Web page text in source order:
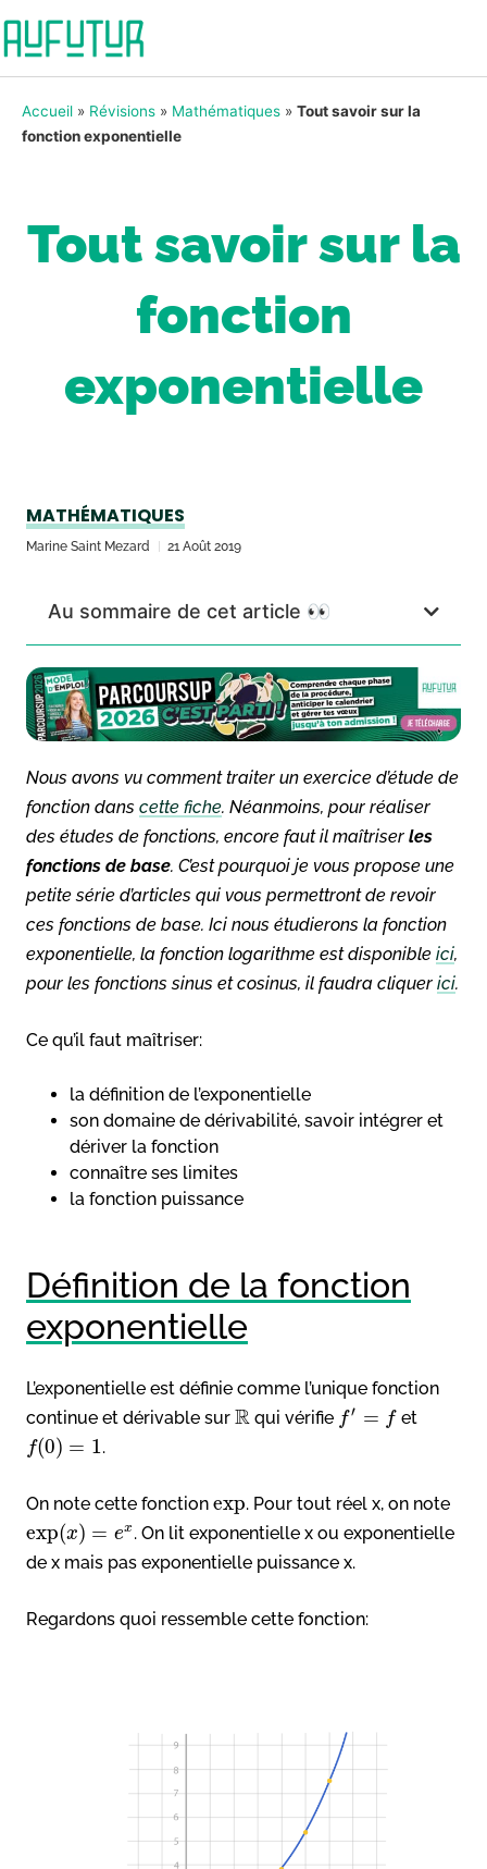
Accueil » Révisions » Mathématiques » Tout savoir sur la
fonction exponentielle
Tout savoir sur la
fonction
exponentielle
MATHÉMATIQUES
Marine Saint Mezard 21 Août 2019
Au sommaire de cet article 👀
Nous avons vu comment traiter un exercice d’étude de
fonction dans cette fiche. Néanmoins, pour réaliser
des études de fonctions, encore faut il maîtriser les
fonctions de base. C’est pourquoi je vous propose une
petite série d’articles qui vous permettront de revoir
ces fonctions de base. Ici nous étudierons la fonction
exponentielle, la fonction logarithme est disponible ici,
pour les fonctions sinus et cosinus, il faudra cliquer ici.
Ce qu’il faut maîtriser:
la définition de l’exponentielle
son domaine de dérivabilité, savoir intégrer et
dériver la fonction
connaître ses limites
la fonction puissance
Définition de la fonction
exponentielle
L’exponentielle est définie comme l’unique fonction
continue et dérivable sur R qui vérifie f′ = fet
f(0) = 1.
On note cette fonction exp. Pour tout réel x, on note
exp(x) = ex . On lit exponentielle x ou exponentielle
de x mais pas exponentielle puissance x.
Regardons quoi ressemble cette fonction: